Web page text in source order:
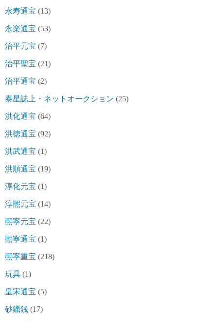
永寿通宝 (13)
永楽通宝 (53)
治平元宝 (7)
治平聖宝 (21)
治平通宝 (2)
泰星誌上・ネットオークション (25)
洪化通宝 (64)
洪徳通宝 (92)
洪武通宝 (1)
洪順通宝 (19)
淳化元宝 (1)
淳熈元宝 (14)
熈寧元宝 (22)
熈寧通宝 (1)
熈寧重宝 (218)
玩具 (1)
皇宋通宝 (5)
砂鑞銭 (17)